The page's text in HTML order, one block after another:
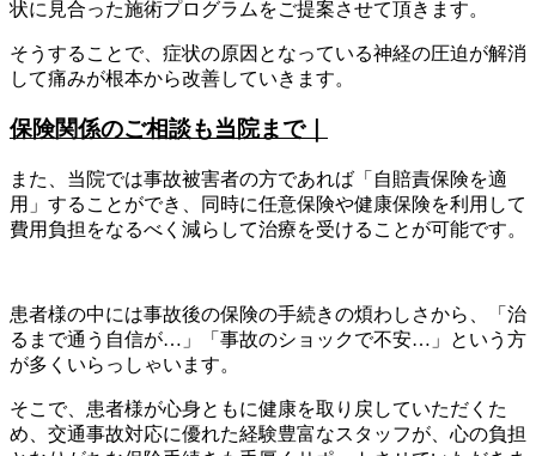
状に見合った施術プログラムをご提案させて頂きます。
そうすることで、症状の原因となっている神経の圧迫が解消
して痛みが根本から改善していきます。
保険関係のご相談も当院まで｜
また、当院では事故被害者の方であれば「自賠責保険を適
用」することができ、同時に任意保険や健康保険を利用して
費用負担をなるべく減らして治療を受けることが可能です。
患者様の中には事故後の保険の手続きの煩わしさから、「治
るまで通う自信が…」「事故のショックで不安…」という方
が多くいらっしゃいます。
そこで、患者様が心身ともに健康を取り戻していただくた
め、交通事故対応に優れた経験豊富なスタッフが、心の負担